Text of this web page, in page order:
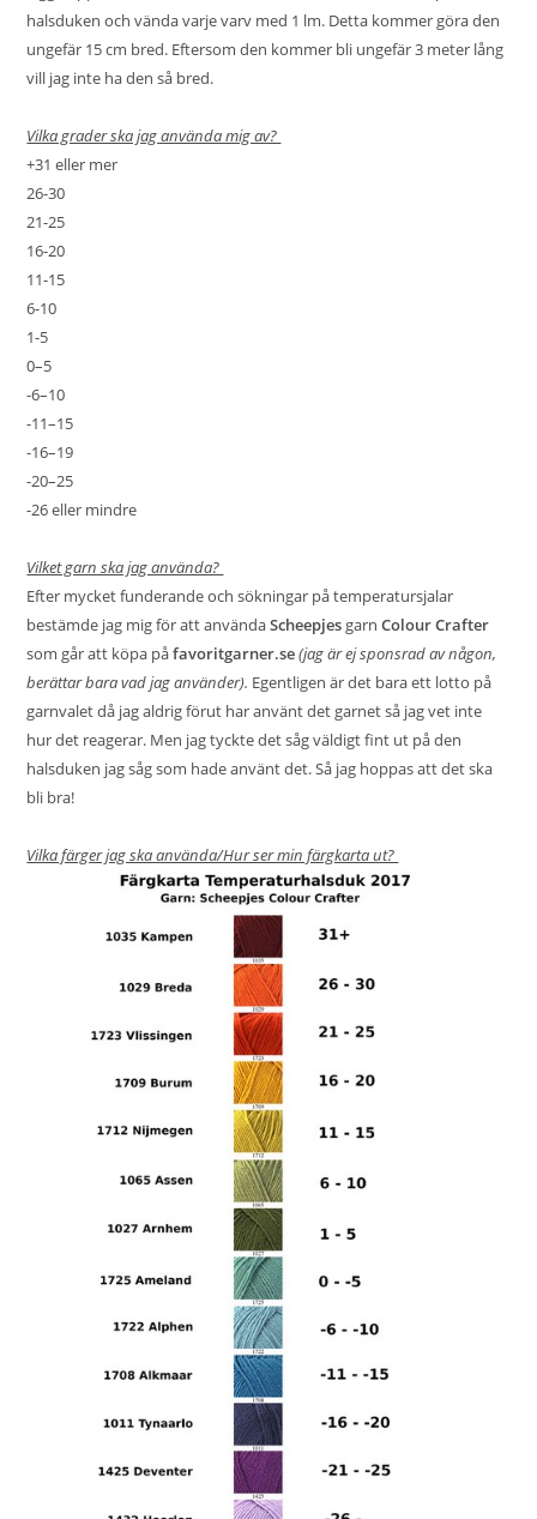
halsduken och vända varje varv med 1 lm. Detta kommer göra den
ungefär 15 cm bred. Eftersom den kommer bli ungefär 3 meter lång
vill jag inte ha den så bred.
Vilka grader ska jag använda mig av?
+31 eller mer
26-30
21-25
16-20
11-15
6-10
1-5
0–5
-6–10
-11–15
-16–19
-20–25
-26 eller mindre
Vilket garn ska jag använda?
Efter mycket funderande och sökningar på temperatursjalar
bestämde jag mig för att användaScheepjes garnColour Crafter
som går att köpa påfavoritgarner.se(jag är ej sponsrad av någon,
berättar bara vad jag använder). Egentligen är det bara ett lotto på
garnvalet då jag aldrig förut har använt det garnet så jag vet inte
hur det reagerar. Men jag tyckte det såg väldigt fint ut på den
halsduken jag såg som hade använt det. Så jag hoppas att det ska
bli bra!
Vilka färger jag ska använda/Hur ser min färgkarta ut?